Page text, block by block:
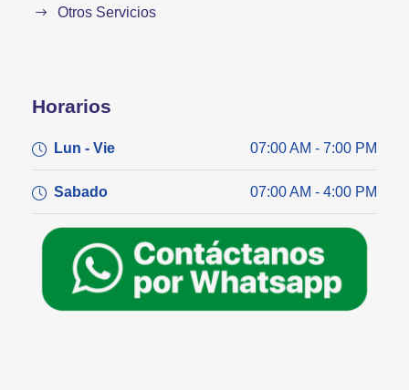
Otros Servicios
Horarios
Lun - Vie 07:00 AM - 7:00 PM
Sabado 07:00 AM - 4:00 PM